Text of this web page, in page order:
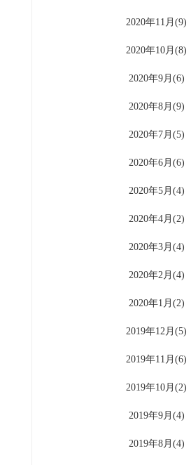
2020年11月(9)
2020年10月(8)
2020年9月(6)
2020年8月(9)
2020年7月(5)
2020年6月(6)
2020年5月(4)
2020年4月(2)
2020年3月(4)
2020年2月(4)
2020年1月(2)
2019年12月(5)
2019年11月(6)
2019年10月(2)
2019年9月(4)
2019年8月(4)